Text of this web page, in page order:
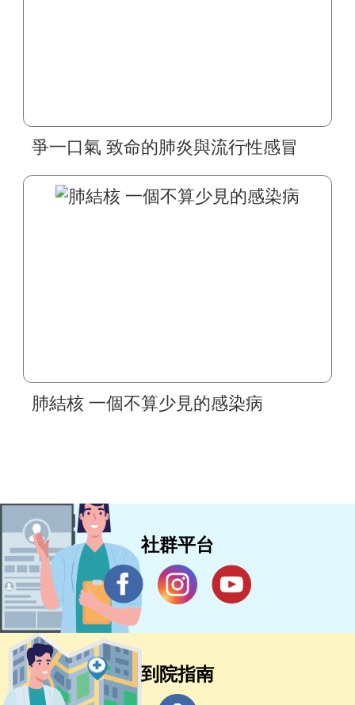
爭一口氣 致命的肺炎與流行性感冒
肺結核 一個不算少見的感染病
社群平台
到院指南